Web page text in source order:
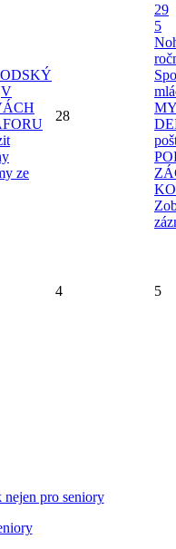
V
ze
28
29
5
4 5
nejen pro seniory